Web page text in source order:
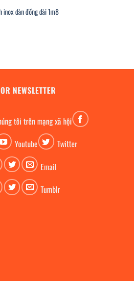
inox dàn đồng dài 1m8
NEWSLETTER
tôi trên mạng xã hội
Youtube
Twitter
Email
Tumblr